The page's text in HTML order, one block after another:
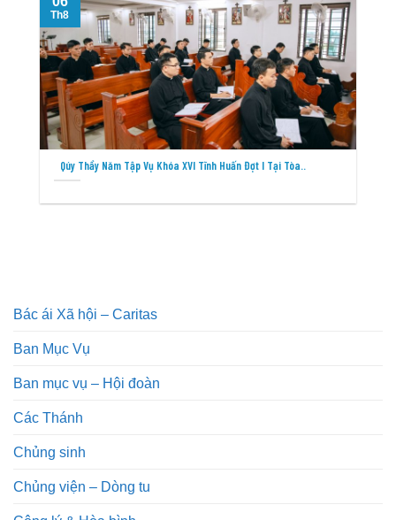
Qúy Thầy Năm Tập Vụ Khóa XVI Tĩnh Huấn Đợt I Tại Tòa..
Th8
Bác ái Xã hội – Caritas
Ban Mục Vụ
Ban mục vụ – Hội đoàn
Các Thánh
Chủng sinh
Chủng viện – Dòng tu